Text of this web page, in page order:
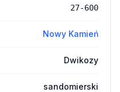
27-600
Nowy Kamień
Dwikozy
sandomierski